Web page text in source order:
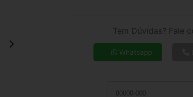
7x de R$ 26,06
9x de R$ 20,79
Tem Dúvidas? Fale
Whatsapp